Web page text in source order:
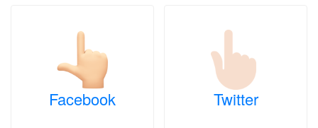
Facebook Twitter